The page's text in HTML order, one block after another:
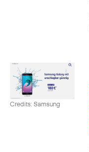
Credits: Samsung